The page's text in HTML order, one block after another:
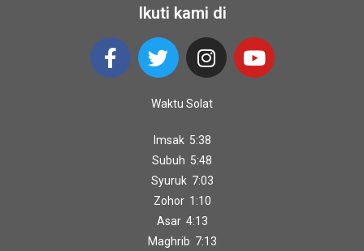
Ikuti kami di
Waktu Solat
Imsak 5:38
Subuh 5:48
Syuruk 7:03
Zohor 1:10
Asar 4:13
Maghrib 7:13